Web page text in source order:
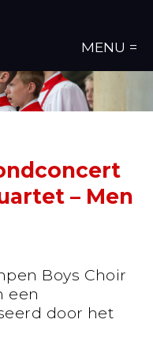
MENU =
– Men
Boys Choir
een
door het